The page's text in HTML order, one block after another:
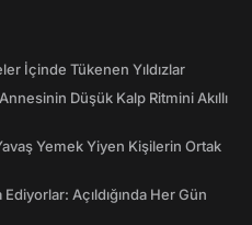
İçinde Tükenen Yıldızlar
Düşük Kalp Ritmini Akıllı
Yemek Yiyen Kişilerin Ortak
Açıldığında Her Gün